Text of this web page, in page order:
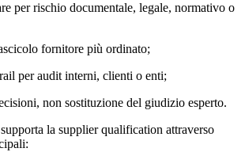
per rischio documentale, legale, normativo o
fornitore più ordinato;
per audit interni, clienti o enti;
non sostituzione del giudizio esperto.
la supplier qualification attraverso